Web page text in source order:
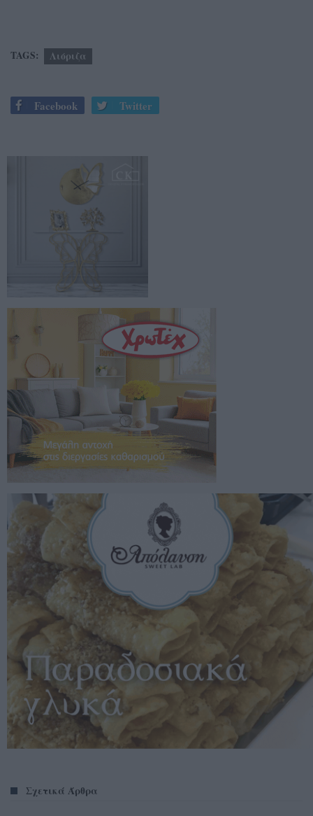
TAGS: Λιόριζα
Facebook Twitter
Σχετικά Άρθρα